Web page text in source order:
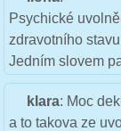
Psychické
zdravotního
Jedním slovem
klara: Moc
a to takova ze